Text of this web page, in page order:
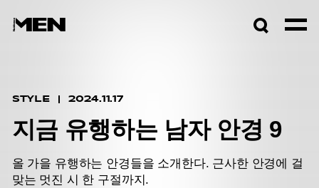
STYLE 2024.11.17
지금 유행하는 남자 안경 9
올 가을 유행하는 안경들을 소개한다. 근사한 안경에 걸
맞는 멋진 시 한 구절까지.